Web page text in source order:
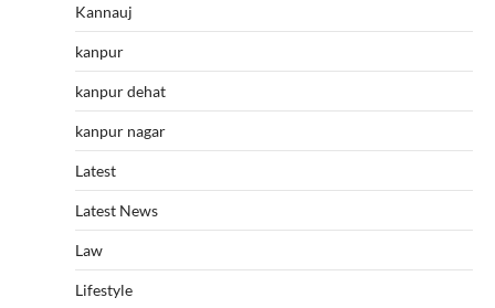
Kannauj
kanpur
kanpur dehat
kanpur nagar
Latest
Latest News
Law
Lifestyle